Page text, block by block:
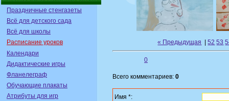
Праздничные стенгазеты
Всё для детского сада
Всё для школы
Расписание уроков
Календари
Дидактические игры
Фланелеграф
Обучающие плакаты
Атрибуты для игр
« Предыдущая |52 53
0
Всего комментариев: 0
Имя *: